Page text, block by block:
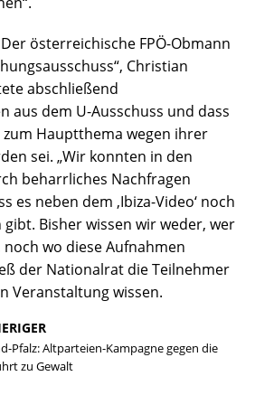
österreichische FPÖ-Obmann
Christian
abschließend
aus dem U-Ausschuss und dass
Hauptthema wegen ihrer
sei. „Wir konnten in den
beharrliches Nachfragen
es neben dem ‚Ibiza-Video‘ noch
Bisher wissen wir weder, wer
wo diese Aufnahmen
der Nationalrat die Teilnehmer
Veranstaltung wissen.
Pfalz: Altparteien-Kampagne gegen die
zu Gewalt